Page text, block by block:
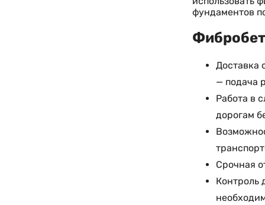
фундаментов
Доставка
— подача
Работа в
дорогам
Срочная
Контроль